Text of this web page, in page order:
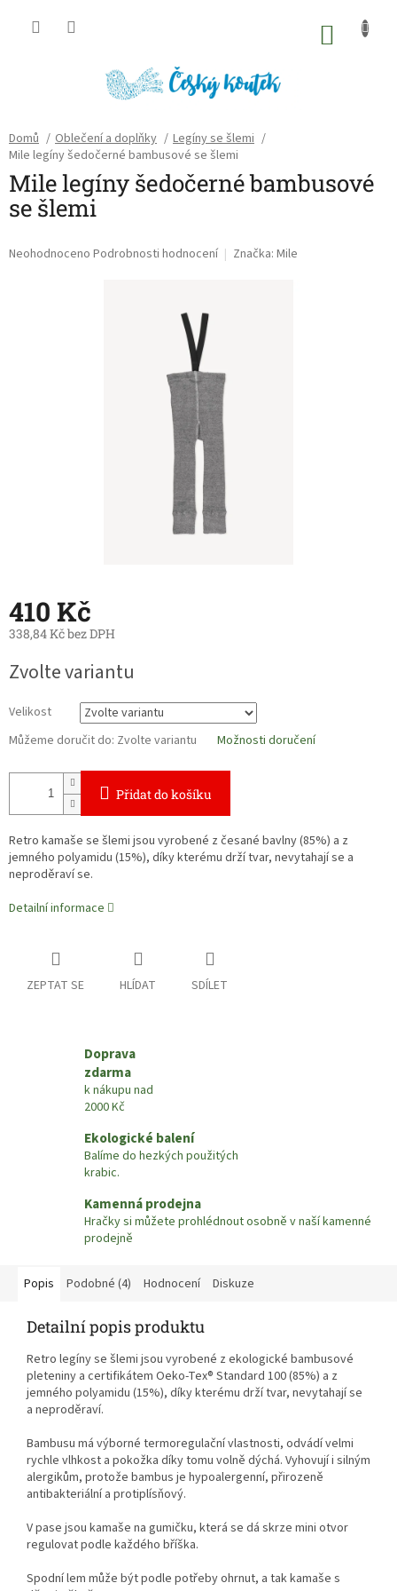
Domů / Oblečení a doplňky / Legíny se šlemi /
Mile legíny šedočerné bambusové se šlemi
Mile legíny šedočerné bambusové
se šlemi
Průměrné
Neohodnoceno Podrobnosti hodnocení Značka: Mile
410 Kč
338,84 Kč bez DPH
cena:
Zvolte variantu
Velikost
Můžeme doručit do: Zvolte variantu Možnosti doručení
Přidat do košíku
Retro kamaše se šlemi jsou vyrobené z česané bavlny (85%) a z
jemného polyamidu (15%), díky kterému drží tvar, nevytahají se a
neproděraví se.
Detailní informace
ZEPTAT SE HLÍDAT SDÍLET
Doprava
zdarma
k nákupu nad
2000 Kč
Ekologické balení
Balíme do hezkých použitých
krabic.
Kamenná prodejna
Hračky si můžete prohlédnout osobně v naší kamenné
prodejně
Popis Podobné (4) Hodnocení Diskuze
Detailní popis produktu
Retro legíny se šlemi jsou vyrobené z ekologické bambusové
pleteniny a certifikátem Oeko-Tex®️ Standard 100 (85%) a z
jemného polyamidu (15%), díky kterému drží tvar, nevytahají se
a neproděraví.
Bambusu má výborné termoregulační vlastnosti, odvádí velmi
rychle vlhkost a pokožka díky tomu volně dýchá. Vyhovují i silným
alergikům, protože bambus je hypoalergenní, přirozeně
antibakteriální a protiplísňový.
V pase jsou kamaše na gumičku, která se dá skrze mini otvor
regulovat podle každého bříška.
Spodní lem může být podle potřeby ohrnut, a tak kamaše s